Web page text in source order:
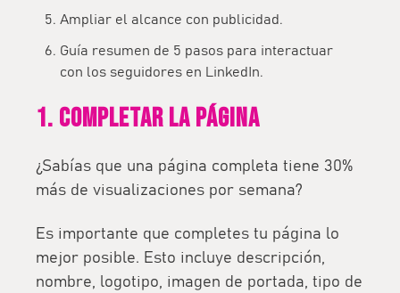
Ampliar el alcance con publicidad.
Guía resumen de 5 pasos para interactuar
con los seguidores en LinkedIn.
1. Completar la página
¿Sabías que una página completa tiene 30%
más de visualizaciones por semana?
Es importante que completes tu página lo
mejor posible. Esto incluye descripción,
nombre, logotipo, imagen de portada, tipo de